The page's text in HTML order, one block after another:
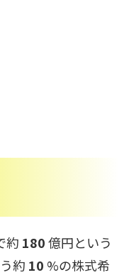
約 180億円という
約 10 %の株式希